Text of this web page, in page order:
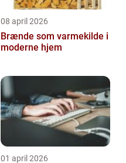
08 april 2026
Brænde som varmekilde i
moderne hjem
01 april 2026